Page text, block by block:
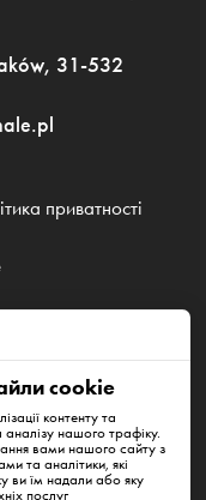
cookie
контенту та
нашого трафіку.
вами нашого сайту з
та аналітики, які
ви їм надали або яку
послуг
31-532
приватності
NIP: 6751738063,
31-532